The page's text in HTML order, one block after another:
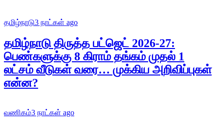
தமிழ்நாடு3 நாட்கள் ago
தமிழ்நாடு திருத்த பட்ஜெட் 2026-27:
பெண்களுக்கு 8 கிராம் தங்கம் முதல் 1
லட்சம் வீடுகள் வரை… முக்கிய அறிவிப்புகள்
என்ன?
வணிகம்3 நாட்கள் ago